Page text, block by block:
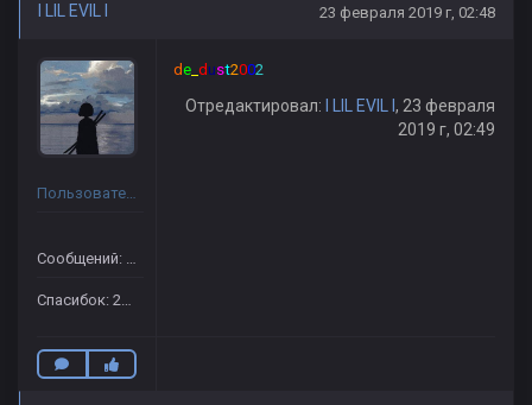
I LIL EVIL I 23 февраля 2019 г, 02:48
Пользователь
Сообщений: 3737
Спасибок: 2873
de d ust2002
Отредактировал: I LIL EVIL I , 23 февраля
2019 г, 02:49